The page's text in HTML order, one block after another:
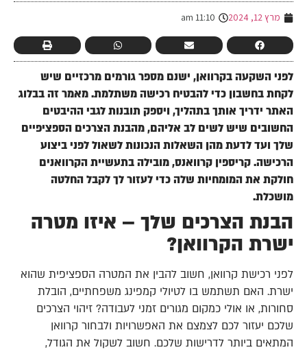
מרץ 12, 2024 11:10 am
לפני השקעה בקרוואן, ישנם מספר גורמים מרכזיים שיש
לקחת בחשבון כדי להבטיח רכישה משתלמת. מאמר זה בבלוג
האתר ידריך אותך בתהליך, ויספק תובנות לגבי ההיבטים
החשובים שיש לשים לב אליהם, מהבנת הצרכים הספציפיים
שלך ועד לדעת מהן השאלות הנכונות לשאול לפני ביצוע
הרכישה. קריספין קרוואנס, מובילה בתעשיית הקרוואנים
חולקת את המומחיות שלה כדי לעזור לך לקבל החלטה
מושכלת.
הבנת הצרכים שלך – איזו מטרה
ישרת הקרוואן?
לפני רכישת קרוואן, חשוב להבין את המטרה הספציפית שהוא
ישרת. האם תשתמש בו לטיולי קמפינג משפחתיים, הובלת
סחורות, או אולי כמקום מגורים זמני לעבודה? זיהוי הצרכים
שלכם יעזור לכם לצמצם את האפשרויות ולבחור קרוואן
המתאים ביותר לדרישות שלכם. חשוב לשקול את הגודל,